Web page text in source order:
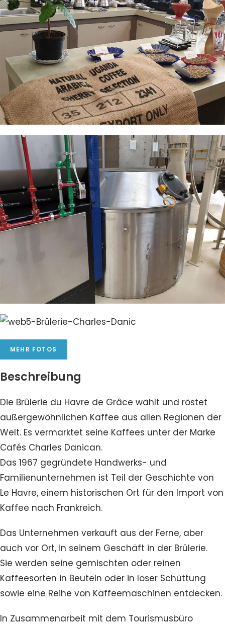
MEHR FOTOS
Beschreibung
Die Brûlerie du Havre de Grâce wählt und röstet
außergewöhnlichen Kaffee aus allen Regionen der
Welt. Es vermarktet seine Kaffees unter der Marke
Cafés Charles Danican.
Das 1967 gegründete Handwerks- und
Familienunternehmen ist Teil der Geschichte von
Le Havre, einem historischen Ort für den Import von
Kaffee nach Frankreich.
Das Unternehmen verkauft aus der Ferne, aber
auch vor Ort, in seinem Geschäft in der Brûlerie.
Sie werden seine gemischten oder reinen
Kaffeesorten in Beuteln oder in loser Schüttung
sowie eine Reihe von Kaffeemaschinen entdecken.
In Zusammenarbeit mit dem Tourismusbüro